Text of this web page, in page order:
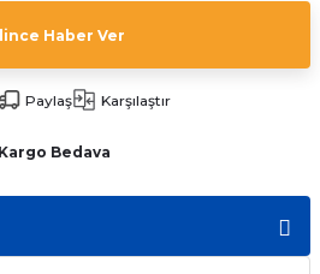
Haber Ver
Paylaş Karşılaştır
Kargo Bedava